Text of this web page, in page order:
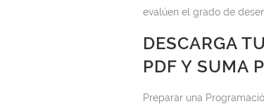
evalúen el grado de
DESCARGA
PDF Y SUMA
Preparar una